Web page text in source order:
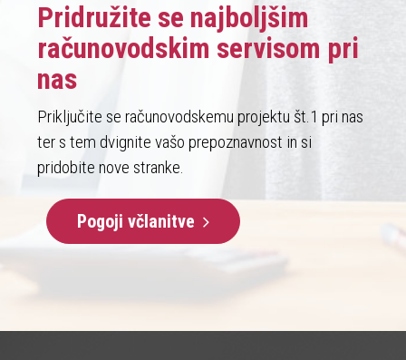
Pridružite se najboljšim
računovodskim servisom pri
nas
Priključite se računovodskemu projektu št.1 pri nas
ter s tem dvignite vašo prepoznavnost in si
pridobite nove stranke.
Pogoji včlanitve